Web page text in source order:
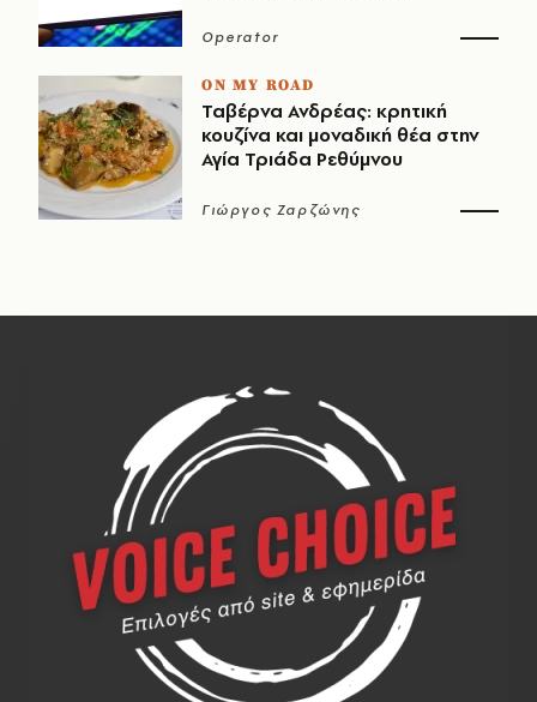
Operator
ON MY ROAD
Ταβέρνα Ανδρέας: κρητική
κουζίνα και μοναδική θέα στην
Αγία Τριάδα Ρεθύμνου
Γιώργος Ζαρζώνης